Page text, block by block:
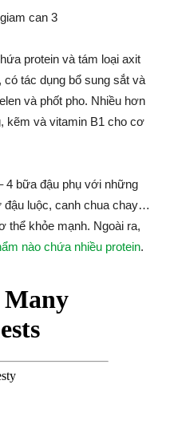
protein và tám loại axit
có tác dụng bổ sung sắt và
và phốt pho. Nhiều hơn
kẽm và vitamin B1 cho cơ
4 bữa đậu phụ với những
đậu luộc, canh chua chay…
thể khỏe mạnh. Ngoài ra,
nào chứa nhiều protein.